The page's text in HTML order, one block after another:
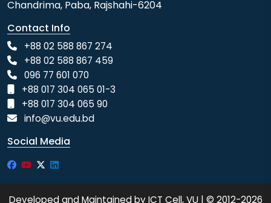
Chandrima, Paba, Rajshahi-6204
Contact Info
+88 02 588 867 274
+88 02 588 867 459
096 77 601 070
+88 017 304 065 01-3
+88 017 304 065 90
info@vu.edu.bd
Social Media
Developed and Maintained by ICT Cell, VU | © 2012-2026